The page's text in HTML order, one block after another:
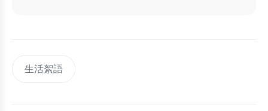
生活絮語